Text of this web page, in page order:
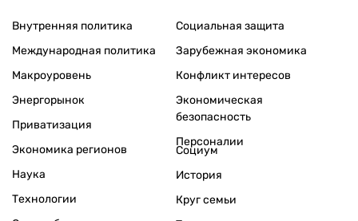
Внутренняя политика
Международная политика
Макроуровень
Энергорынок
Приватизация
Экономика регионов
Социальная защита
Зарубежная экономика
Конфликт интересов
Экономическая
безопасность
Персоналии
Наука
Технологии
Социум
История
Круг семьи